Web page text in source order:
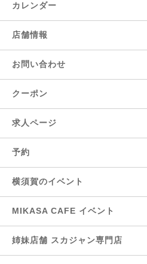
カレンダー
店舗情報
お問い合わせ
クーポン
求人ページ
予約
横須賀のイベント
MIKASA CAFE イベント
姉妹店舗 スカジャン専門店